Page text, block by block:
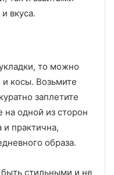
вкуса.
то можно
и косы. Возьмите
заплетите
на одной из сторон
и практична,
образа.
стильными и не